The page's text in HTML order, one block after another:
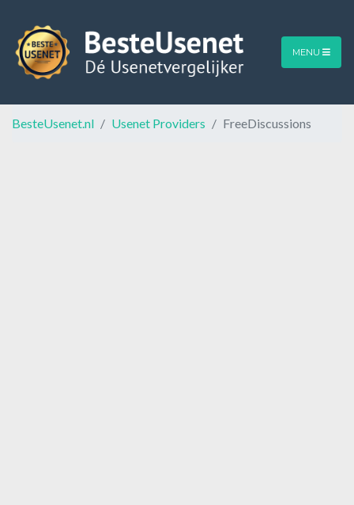
MENU
BesteUsenet.nl Usenet Providers FreeDiscussions